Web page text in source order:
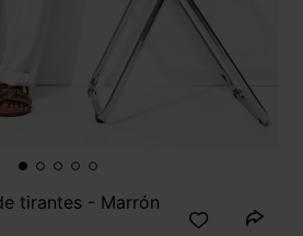
tirantes - Marrón